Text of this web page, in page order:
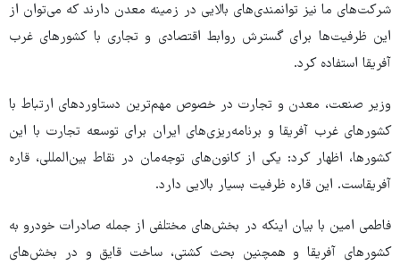
شرکت‌های ما نیز توانمندی‌های بالایی در زمینه معدن دارند که می‌توان از
این ظرفیت‌ها برای گسترش روابط اقتصادی و تجاری با کشورهای غرب
آفریقا استفاده کرد.
وزیر صنعت، معدن و تجارت در خصوص مهم‌ترین دستاوردهای ارتباط با
کشورهای غرب آفریقا و برنامه‌ریزی‌های ایران برای توسعه تجارت با این
کشورها، اظهار کرد: یکی از کانون‌های توجه‌مان در نقاط بین‌المللی، قاره
آفریقاست. این قاره ظرفیت بسیار بالایی دارد.
فاطمی امین با بیان اینکه در بخش‌های مختلفی از جمله صادرات خودرو به
کشورهای آفریقا و همچنین بحث کشتی، ساخت قایق و در بخش‌های